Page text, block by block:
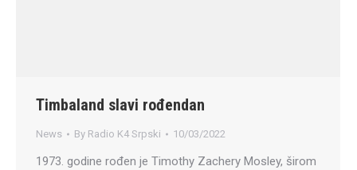
Timbaland slavi rođendan
News By Radio K4 Srpski 10/03/2022
1973. godine rođen je Timothy Zachery Mosley, širom